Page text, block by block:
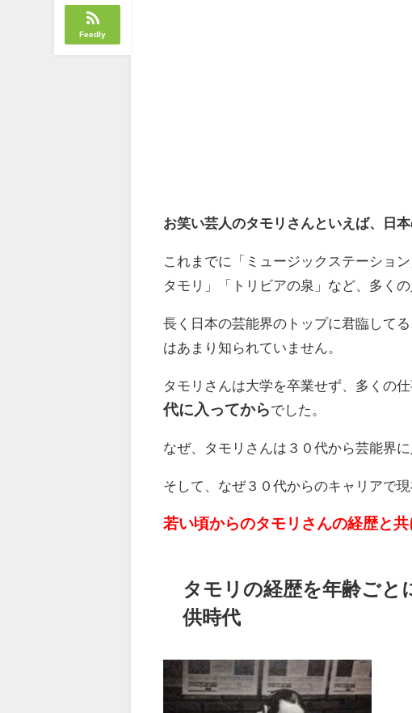
Feedly
お笑い芸人のタモリさんといえば、日
これまでに「ミュージックステーショ
タモリ」「トリビアの泉」など、多く
長く日本の芸能界のトップに君臨して
はあまり知られていません。
タモリさんは大学を卒業せず、多くの
代に入ってからでした。
なぜ、タモリさんは３０代から芸能界
そして、なぜ３０代からのキャリアで
若い頃からのタモリさんの経歴と共
タモリの経歴を年齢ごと
供時代